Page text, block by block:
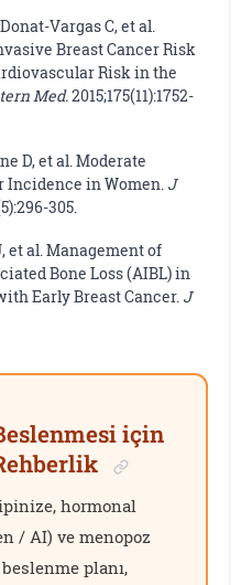
Vargas C, et al.
Breast Cancer Risk
Risk in the
Med.2015;175(11):1752-
D, et al. Moderate
Incidence in Women. J
305.
et al. Management of
Bone Loss (AIBL) in
Early Breast Cancer. J
için
hormonal
/ AI) ve menopoz
planı,